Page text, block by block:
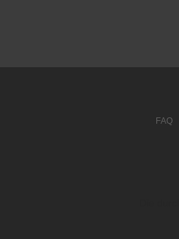
FAQ